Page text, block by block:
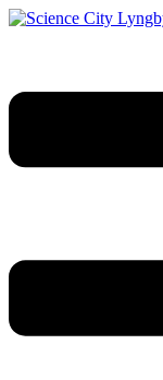
Videre